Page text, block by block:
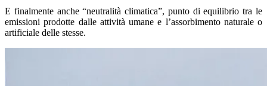
E finalmente anche “neutralità climatica”, punto di equilibrio tra le
emissioni prodotte dalle attività umane e l’assorbimento naturale o
artificiale delle stesse.